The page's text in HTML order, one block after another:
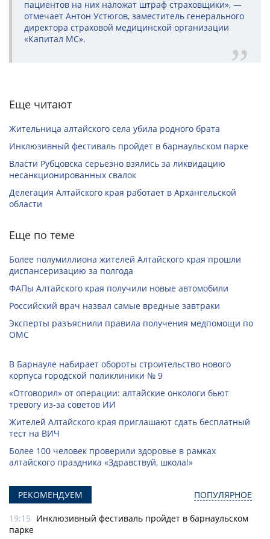
пациентов на них наложат штраф страховщики», —
отмечает Антон Устюгов, заместитель генерального
директора страховой медицинской организации
«Капитал МС».
Еще читают
Жительница алтайского села убила родного брата
Инклюзивный фестиваль пройдет в барнаульском парке
Власти Рубцовска серьезно взялись за ликвидацию
несанкционированных свалок
Делегация Алтайского края работает в Архангельской
области
Еще по теме
Более полумиллиона жителей Алтайского края прошли
диспансеризацию за полгода
ФАПы Алтайского края получили новые автомобили
Российский врач назвал самые вредные завтраки
Эксперты разъяснили правила получения медпомощи по
ОМС
В Барнауле набирает обороты строительство нового
корпуса городской поликлиники № 9
«Отговорил» от операции: алтайские онкологи бьют
тревогу из‑за советов ИИ
Жителей Алтайского края приглашают сдать бесплатный
тест на ВИЧ
Более 100 человек проверили здоровье в рамках
алтайского праздника «Здравствуй, школа!»
РЕКОМЕНДУЕМ ПОПУЛЯРНОЕ
19:15 Инклюзивный фестиваль пройдет в барнаульском
парке